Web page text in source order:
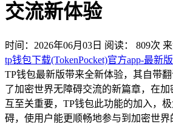
交流新体验
时间：2026年06月03日 阅读： 809次
tp钱包下载(TokenPocket)官方app-最新
TP钱包最新版带来全新体验，其自带
了加密世界无障碍交流的新篇章，在
互至关重要，TP钱包此功能的加入，
碍，使用户能更顺畅地参与到加密世界